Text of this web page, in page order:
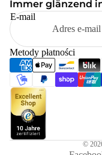
Immer glänzend
E-mail
Metody płatności
©